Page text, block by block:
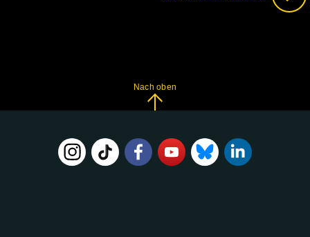
Nach oben